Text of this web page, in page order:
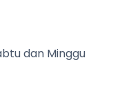
dan Minggu